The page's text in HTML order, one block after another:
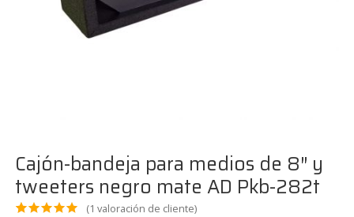
Cajón-bandeja para medios de 8″ y
tweeters negro mate AD Pkb-282t
(1 valoración de cliente)